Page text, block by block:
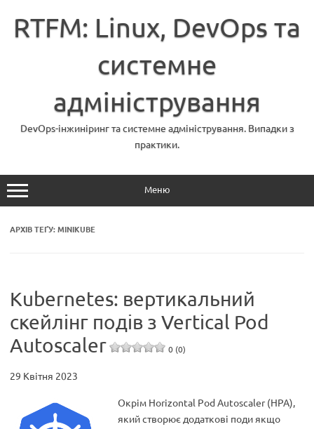
вмістуRTFM: Linux, DevOps та
системне
адміністрування
DevOps-інжиніринг та системне адміністрування. Випадки з
практики.
Меню
АРХІВ ТЕҐУ:MINIKUBE
Kubernetes: вертикальний
скейлінг подів з Vertical Pod
Autoscaler
0 (0)
29 Квітня 2023
Окрім Horizontal Pod Autoscaler (HPA),
який створює додаткові поди якщо